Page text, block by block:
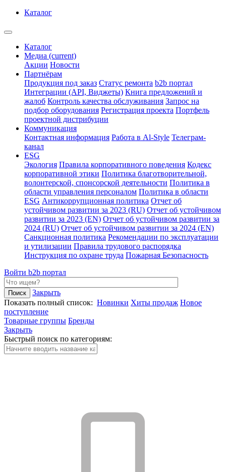
Каталог
Каталог
Медиа (current)
Акции Новости
Партнёрам
Продукция под заказ Статус ремонта b2b портал
Интеграции (API, Виджеты) Книга предложений и
жалоб Контроль качества обслуживания Запрос на
подбор оборудования Регистрация проекта Портфель
проектной дистрибуции
Коммуникация
Контактная информация Работа в Al-Style Телеграм-
канал
ESG
Экология Правила корпоративного поведения Кодекс
корпоративной этики Политика благотворительной,
волонтерской, спонсорской деятельности Политика в
области управления персоналом Политика в области
ESG Антикоррупционная политика Отчет об
устойчивом развитии за 2023 (RU) Отчет об устойчивом
развитии за 2023 (EN) Отчет об устойчивом развитии за
2024 (RU) Отчет об устойчивом развитии за 2024 (EN)
Санкционная политика Рекомендации по эксплуатации
и утилизации Правила трудового распорядка
Инструкция по охране труда Пожарная Безопасность
Войти b2b портал
Закрыть
Показать полный список: Новинки Хиты продаж Новое
поступление
Товарные группы Бренды
Закрыть
Быстрый поиск по категориям: